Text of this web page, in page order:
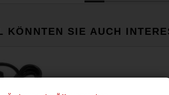
KÖNNTEN SIE AUCH